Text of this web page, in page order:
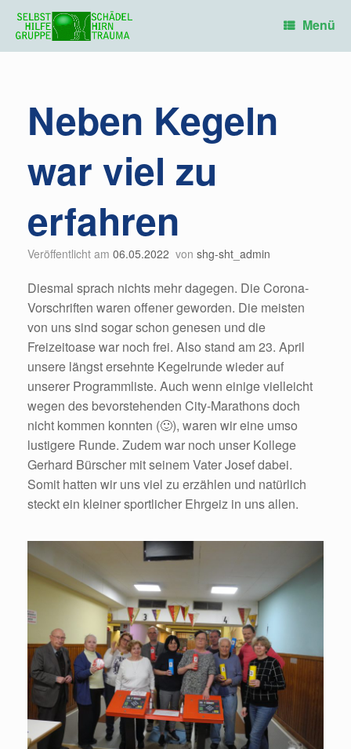
Inhalt
springen
Menü
Neben Kegeln
war viel zu
erfahren
Veröffentlicht am 06.05.2022 von shg-sht_admin
Diesmal sprach nichts mehr dagegen. Die Corona-
Vorschriften waren offener geworden. Die meisten
von uns sind sogar schon genesen und die
Freizeitoase war noch frei. Also stand am 23. April
unsere längst ersehnte Kegelrunde wieder auf
unserer Programmliste. Auch wenn einige vielleicht
wegen des bevorstehenden City-Marathons doch
nicht kommen konnten (🙂), waren wir eine umso
lustigere Runde. Zudem war noch unser Kollege
Gerhard Bürscher mit seinem Vater Josef dabei.
Somit hatten wir uns viel zu erzählen und natürlich
steckt ein kleiner sportlicher Ehrgeiz in uns allen.